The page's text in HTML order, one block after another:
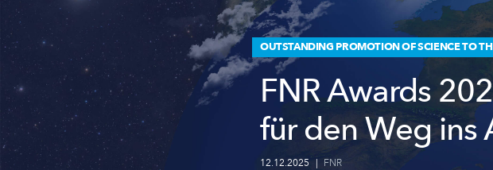
OUTSTANDING PROMOTION OF SCIENCE TO
FNR Awards
für den Weg ins
12.12.2025 | FNR